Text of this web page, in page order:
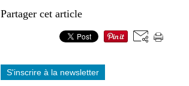
Partager cet article
S'inscrire à la newsletter